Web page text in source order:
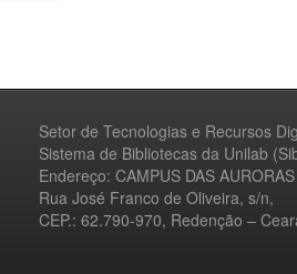
Setor de Tecnologias e Recursos
Sistema de Bibliotecas da Unilab
Endereço: CAMPUS DAS AURORAS
Rua José Franco de Oliveira, s/n,
CEP.: 62.790-970, Redenção –